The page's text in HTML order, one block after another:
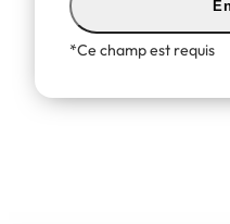
*Ce champ est requis